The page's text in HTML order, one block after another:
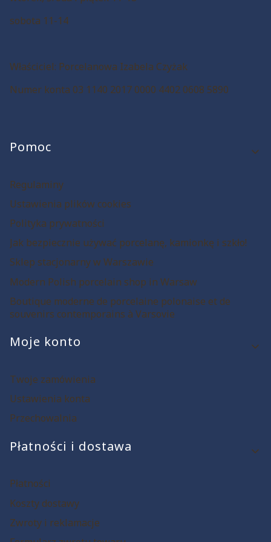
sobota 11-14
Właściciel: Porcelanowa Izabela Czyżak
Numer konta 03 1140 2017 0000 4402 0608 5890
Linki w stopce
Pomoc
Regulaminy
Ustawienia plików cookies
Polityka prywatności
Jak bezpiecznie używać porcelanę, kamionkę i szkło!
Sklep stacjonarny w Warszawie
Modern Polish porcelain shop in Warsaw
Boutique moderne de porcelaine polonaise et de
souvenirs contemporains à Varsovie
Moje konto
Twoje zamówienia
Ustawienia konta
Przechowalnia
Płatności i dostawa
Płatności
Koszty dostawy
Zwroty i reklamacje